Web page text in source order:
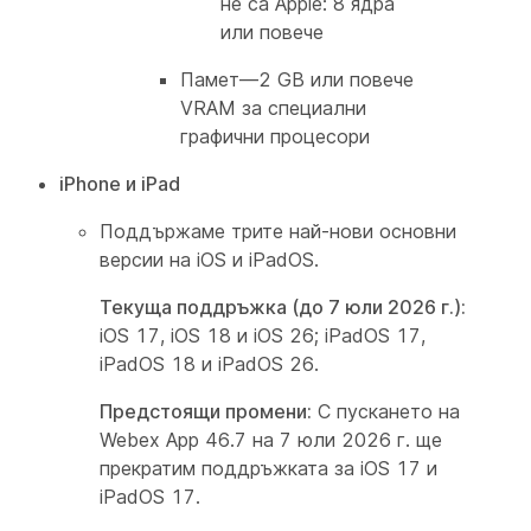
или повече
Памет—2 GB или повече
VRAM за специални
графични процесори
iPhone и iPad
Поддържаме трите най-нови основни
версии на iOS и iPadOS.
Текуща поддръжка (до 7 юли 2026 г.):
iOS 17, iOS 18 и iOS 26; iPadOS 17,
iPadOS 18 и iPadOS 26.
Предстоящи промени: С пускането на
Webex App 46.7 на 7 юли 2026 г. ще
прекратим поддръжката за iOS 17 и
iPadOS 17.